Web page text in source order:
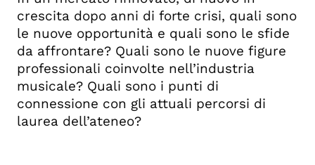
crescita dopo anni di forte crisi, quali sono
le nuove opportunità e quali sono le sfide
da affrontare? Quali sono le nuove figure
professionali coinvolte nell’industria
musicale? Quali sono i punti di
connessione con gli attuali percorsi di
laurea dell’ateneo?